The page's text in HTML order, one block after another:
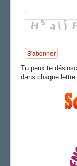
LA SECTION
AGENDA
ADHÉRER
Tu peux te
dans chaque